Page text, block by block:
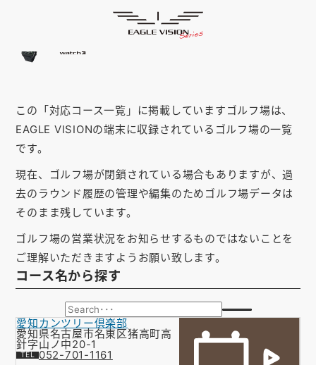
ゴルフナビ
ピンポジ君PIN POSITION
対応コース
EVステーション UPDATE
取扱い店舗 SHOP
サポートSUPPORT
購入する
お知らせ
会社概要
「愛知県」の対応コース
この「対応コース一覧」に掲載していますゴルフ場は、
EAGLE VISIONの端末に収録されているゴルフ場の一覧
です。
現在、ゴルフ場が閉鎖されている場合もありますが、過
去のラウンド履歴の管理や編集のためゴルフ場データは
そのまま残しています。
ゴルフ場の営業状況をお知らせするものではないことを
ご理解いただきますようお願い致します。
コース名から探す
愛知カンツリー倶楽部
愛知県名古屋市名東区猪高町高
針字山ノ中20-1
052-701-1161